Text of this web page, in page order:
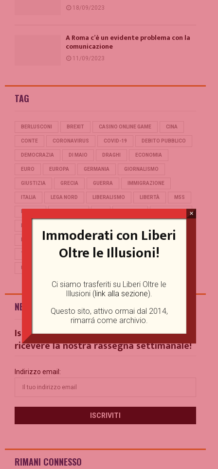
18/09/2023
A Roma c’è un evidente problema con la
comunicazione
11/09/2023
TAG
BERLUSCONI BREXIT CASINO ONLINE GAME CINA
CONTE CORONAVIRUS COVID-19 DEBITO PUBBLICO
DEMOCRAZIA DI MAIO DRAGHI ECONOMIA
EURO EUROPA GERMANIA GIORNALISMO
GIUSTIZIA GRECIA GUERRA IMMIGRAZIONE
ITALIA LEGA NORD LIBERALISMO LIBERTÀ M5S
SALVINI SCUOLA STORIA TERRORISMO
TRUMP TURCHIA UCRAINA UE
UNIONE EUROPEA
NEWSLETTER
Iscriviti alla nostra Mailing List per
ricevere la nostra rassegna settimanale!
Indirizzo email:
RIMANI CONNESSO
Immoderati con Liberi
Oltre le Illusioni!
Ci siamo trasferiti su Liberi Oltre le
Illusioni (link alla sezione).
Questo sito, attivo ormai dal 2014,
rimarrá come archivio.
×